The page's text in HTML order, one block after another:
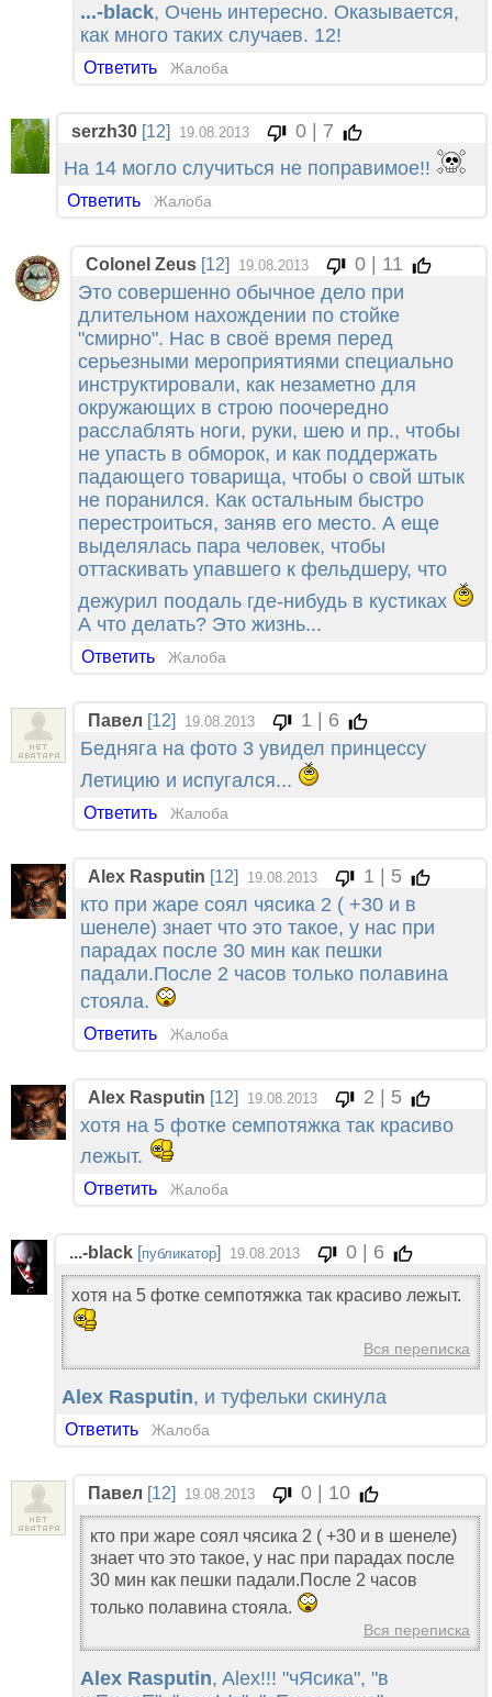
...-black, Очень интересно. Оказывается,
как много таких случаев. 12!
Ответить Жалоба
serzh30 [12] 19.08.2013
0 | 7
На 14 могло случиться не поправимое!!
Ответить Жалоба
Colonel Zeus [12] 19.08.2013
0 | 11
Это совершенно обычное дело при
длительном нахождении по стойке
"смирно". Нас в своё время перед
серьезными мероприятиями специально
инструктировали, как незаметно для
окружающих в строю поочередно
расслаблять ноги, руки, шею и пр., чтобы
не упасть в обморок, и как поддержать
падающего товарища, чтобы о свой штык
не поранился. Как остальным быстро
перестроиться, заняв его место. А еще
выделялась пара человек, чтобы
оттаскивать упавшего к фельдшеру, что
дежурил поодаль где-нибудь в кустиках
А что делать? Это жизнь...
Ответить Жалоба
Павел [12] 19.08.2013
1 | 6
Бедняга на фото 3 увидел принцессу
Летицию и испугался...
Ответить Жалоба
Alex Rasputin [12] 19.08.2013
1 | 5
кто при жаре соял чясика 2 ( +30 и в
шенеле) знает что это такое, у нас при
парадах после 30 мин как пешки
падали.После 2 часов только полавина
стояла.
Ответить Жалоба
Alex Rasputin [12] 19.08.2013
2 | 5
хотя на 5 фотке семпотяжка так красиво
лежыт.
Ответить Жалоба
...-black [публикатор] 19.08.2013 0 | 6
хотя на 5 фотке семпотяжка так красиво лежыт.
Вся переписка
Alex Rasputin, и туфельки скинула
Ответить Жалоба
Павел [12] 19.08.2013 0 | 10
кто при жаре соял чясика 2 ( +30 и в шенеле)
знает что это такое, у нас при парадах после
30 мин как пешки падали.После 2 часов
только полавина стояла.
Вся переписка
Alex Rasputin, Alex!!! "чЯсика", "в